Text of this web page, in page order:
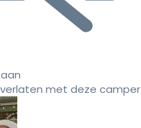
met deze camper